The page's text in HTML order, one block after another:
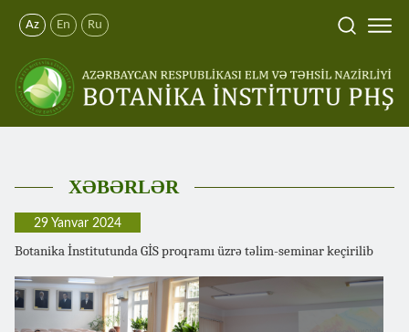
Az En Ru
XƏBƏRLƏR
29 Yanvar 2024
Botanika İnstitutunda GİS proqramı üzrə təlim-seminar keçirilib